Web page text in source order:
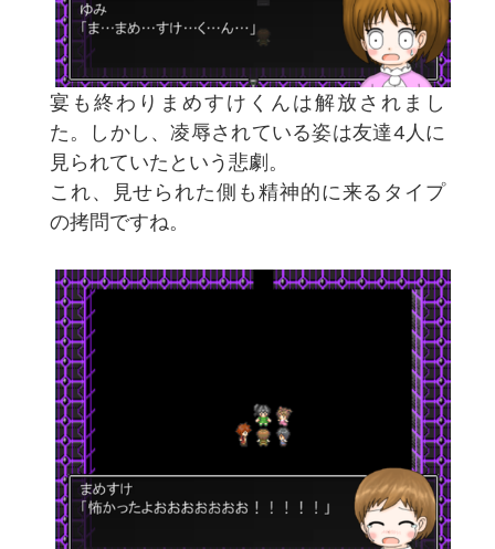
宴も終わりまめすけくんは解放されまし
た。しかし、凌辱されている姿は友達4人に
見られていたという悲劇。
これ、見せられた側も精神的に来るタイプ
の拷問ですね。